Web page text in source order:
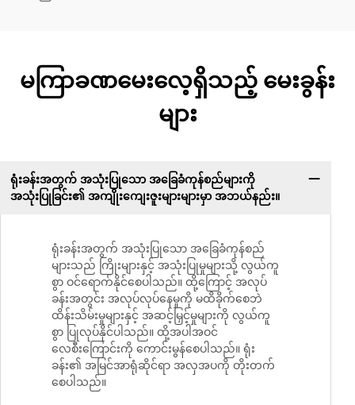
မကြာခဏမေးလေ့ရှိသည့် မေးခွန်း
များ
ရုံးခန်းအတွက် အသုံးပြုသော အခြေခံကုန်စည်များကို
အသုံးပြုခြင်း၏ အကျိုးကျေးဇူးများများမှာ အဘယ်နည်း။
ရုံးခန်းအတွက် အသုံးပြုသော အခြေခံကုန်စည်
များသည် ကြိုးများနှင့် အသုံးပြုမှုများသို့ လွယ်ကူ
စွာ ဝင်ရောက်နိုင်စေပါသည်။ ထို့ကြောင့် အလုပ်
ခန်းအတွင်း အလုပ်လုပ်နေမှုကို မထိခိုက်စေဘဲ
ထိန်းသိမ်းမှုများနှင့် အဆင့်မြှင့်မှုများကို လွယ်ကူ
စွာ ပြုလုပ်နိုင်ပါသည်။ ထို့အပါအဝင်
လေစီးကြောင်းကို ကောင်းမွန်စေပါသည်။ ရုံး
ခန်း၏ အမြင်အာရုံဆိုင်ရာ အလှအပကို တိုးတက်
စေပါသည်။